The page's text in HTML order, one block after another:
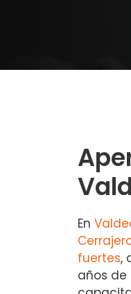
En
fuertes,
años de